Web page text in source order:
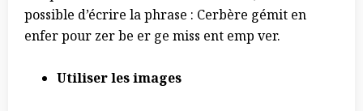
possible d’écrire la phrase : Cerbère gémit en
enfer pour zer be er ge miss ent emp ver.
Utiliser les images